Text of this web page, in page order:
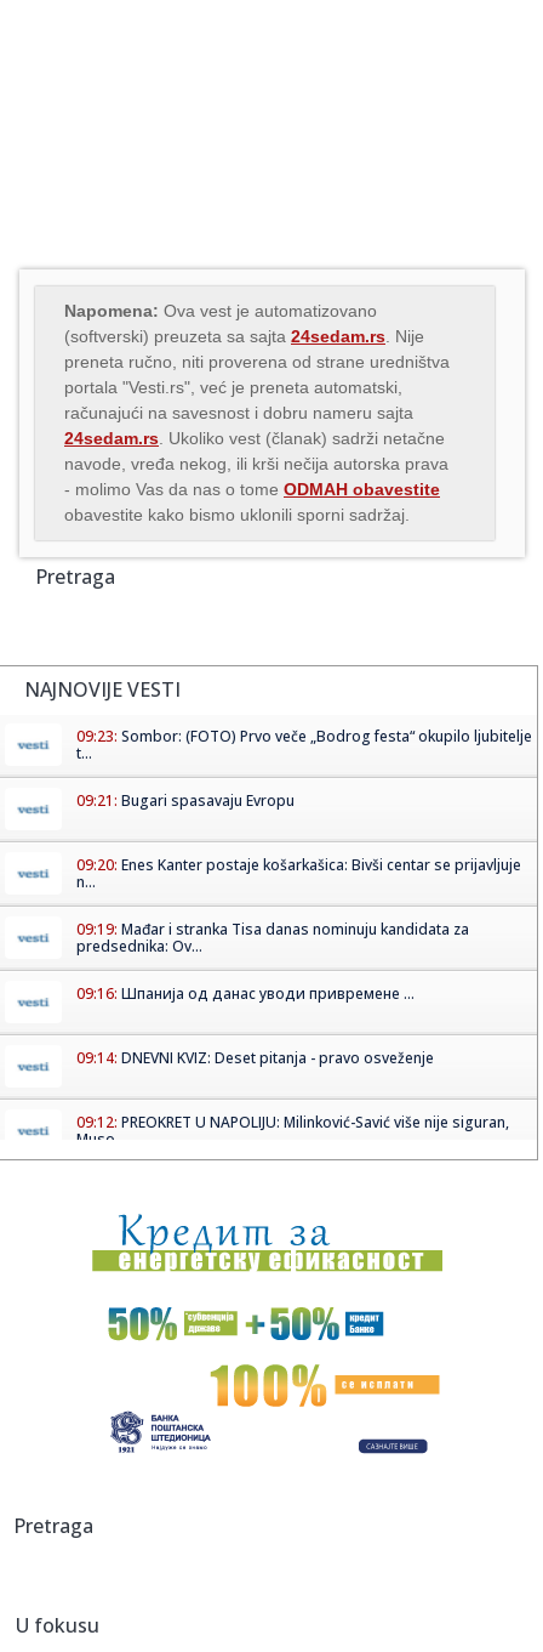
Napomena: Ova vest je automatizovano
(softverski) preuzeta sa sajta 24sedam.rs . Nije
preneta ručno, niti proverena od strane uredništva
portala "Vesti.rs", već je preneta automatski,
računajući na savesnost i dobru nameru sajta
24sedam.rs . Ukoliko vest (članak) sadrži netačne
navode, vređa nekog, ili krši nečija autorska prava
- molimo Vas da nas o tome ODMAH obavestite
obavestite kako bismo uklonili sporni sadržaj.
Pretraga
NAJNOVIJE VESTI
09:23: Sombor: (FOTO) Prvo veče „Bodrog festa“ okupilo ljubitelje
t...
09:21: Bugari spasavaju Evropu
09:20: Enes Kanter postaje košarkašica: Bivši centar se prijavljuje
n...
09:19: Mađar i stranka Tisa danas nominuju kandidata za
predsednika: Ov...
09:16: Шпанија од данас уводи привремене ...
09:14: DNEVNI KVIZ: Deset pitanja - pravo osveženje
09:12: PREOKRET U NAPOLIJU: Milinković-Savić više nije siguran,
Muso ...
09:09:Ako putujete avionom, ovu grešku sa hranom pravi skoro
svako
09:09:Motor radio gotovo godinu dana bez gašenja, mehaničar
ostao šo...
Tri znaka ulaze u period kada novac dolazi lakše nego ikad
09:08:АМСС: На граничном прелазу ...
09:08:
Pretraga
U fokusu